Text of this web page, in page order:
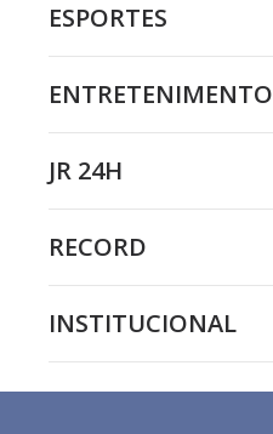
ESPORTES
ENTRETENIMENTO
JR 24H
RECORD
INSTITUCIONAL